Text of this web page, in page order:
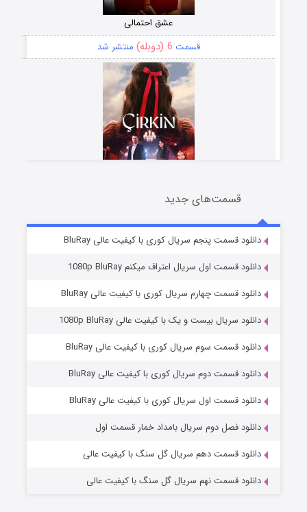
عشق احتمالی
قسمت 6 (دوبله) منتشر شد
سریال زشت
قسمت5 (زیرنویس) منتشر شد
وستی ها
قسمت1 (زیرنویس) منتشر شد
قسمت‌های جدید
دانلود قسمت پنجم سریال کوری با کیفیت عالی BluRay
دانلود قسمت اول سریال اعتراف میکنم 1080p BluRay
دانلود قسمت چهارم سریال کوری با کیفیت عالی BluRay
دانلود سریال بیست و یک با کیفیت عالی 1080p BluRay
دانلود قسمت سوم سریال کوری با کیفیت عالی BluRay
دانلود قسمت دوم سریال کوری با کیفیت عالی BluRay
دانلود قسمت اول سریال کوری با کیفیت عالی BluRay
دانلود فصل دوم سریال بامداد خمار قسمت اول
دانلود قسمت دهم سریال گل سنگ با کیفیت عالی
دانلود قسمت نهم سریال گل سنگ با کیفیت عالی